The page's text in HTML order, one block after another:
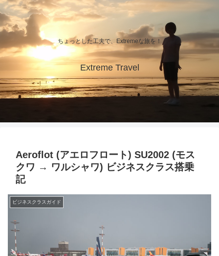
ちょっとした工夫で、Extremeな旅を！
Extreme Travel
Aeroflot (アエロフロート) SU2002 (モス
クワ → ワルシャワ) ビジネスクラス搭乗
記
ビジネスクラスガイド